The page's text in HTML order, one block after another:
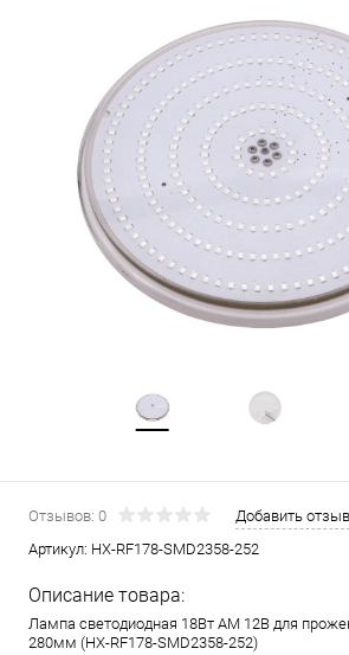
Отзывов: 0
Добавить отзыв
Артикул: HX-RF178-SMD2358-252
Описание товара:
Лампа светодиодная 18Вт AM 12В для
280мм (HX-RF178-SMD2358-252)